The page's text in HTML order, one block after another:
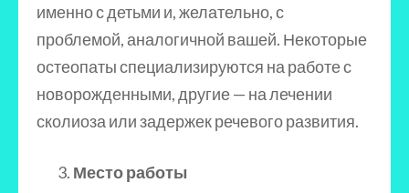
именно с детьми и, желательно, с
проблемой, аналогичной вашей. Некоторые
остеопаты специализируются на работе с
новорожденными, другие — на лечении
сколиоза или задержек речевого развития.
Место работы